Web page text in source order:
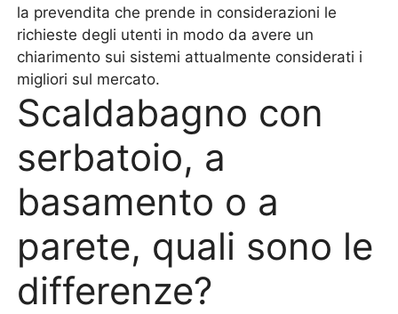
la prevendita che prende in considerazioni le
richieste degli utenti in modo da avere un
chiarimento sui sistemi attualmente considerati i
migliori sul mercato.
Scaldabagno con
serbatoio, a
basamento o a
parete, quali sono le
differenze?